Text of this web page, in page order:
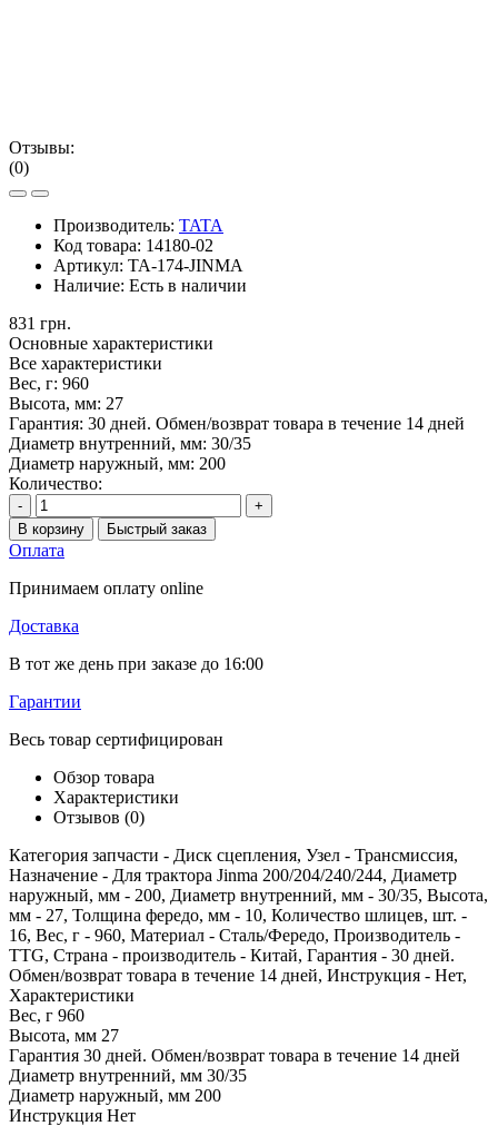
Отзывы:
(0)
Производитель: TATA
Код товара: 14180-02
Артикул: TA-174-JINMA
Наличие: Есть в наличии
831 грн.
Основные характеристики
Все характеристики
Вес, г: 960
Высота, мм: 27
Гарантия: 30 дней. Обмен/возврат товара в течение 14 дней
Диаметр внутренний, мм: 30/35
Диаметр наружный, мм: 200
Количество:
-
+
В корзину
Быстрый заказ
Оплата
Принимаем оплату online
Доставка
В тот же день при заказе до 16:00
Гарантии
Весь товар сертифицирован
Обзор товара
Характеристики
Отзывов (0)
Категория запчасти - Диск сцепления, Узел - Трансмиссия,
Назначение - Для трактора Jinma 200/204/240/244, Диаметр
наружный, мм - 200, Диаметр внутренний, мм - 30/35, Высота,
мм - 27, Толщина фередо, мм - 10, Количество шлицев, шт. -
16, Вес, г - 960, Материал - Сталь/Фередо, Производитель -
TTG, Страна - производитель - Китай, Гарантия - 30 дней.
Обмен/возврат товара в течение 14 дней, Инструкция - Нет,
Характеристики
Вес, г 960
Высота, мм 27
Гарантия 30 дней. Обмен/возврат товара в течение 14 дней
Диаметр внутренний, мм 30/35
Диаметр наружный, мм 200
Инструкция Нет